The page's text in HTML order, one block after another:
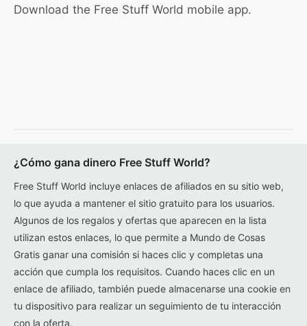
Download the Free Stuff World mobile app.
¿Cómo gana dinero Free Stuff World?
Free Stuff World incluye enlaces de afiliados en su sitio web,
lo que ayuda a mantener el sitio gratuito para los usuarios.
Algunos de los regalos y ofertas que aparecen en la lista
utilizan estos enlaces, lo que permite a Mundo de Cosas
Gratis ganar una comisión si haces clic y completas una
acción que cumpla los requisitos. Cuando haces clic en un
enlace de afiliado, también puede almacenarse una cookie en
tu dispositivo para realizar un seguimiento de tu interacción
con la oferta.